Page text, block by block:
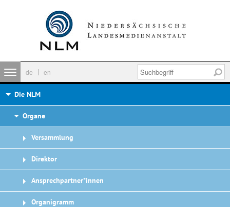
de en
Die NLM
Organe
Versammlung
Direktor
Ansprechpartner*innen
Organigramm